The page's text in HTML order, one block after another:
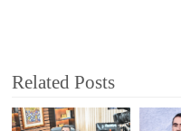
Related Posts